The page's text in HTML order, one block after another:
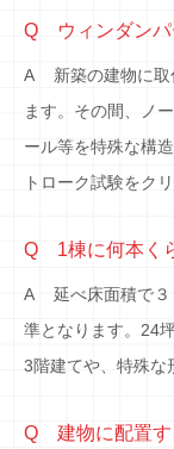
Q ウィンダンパ
A 新築の建物に取
ます。その間、ノ
ール等を特殊な構
トローク試験をク
Q 1棟に何本く
A 延べ床面積で３
準となります。24
3階建てや、特殊な
Q 建物に配置す